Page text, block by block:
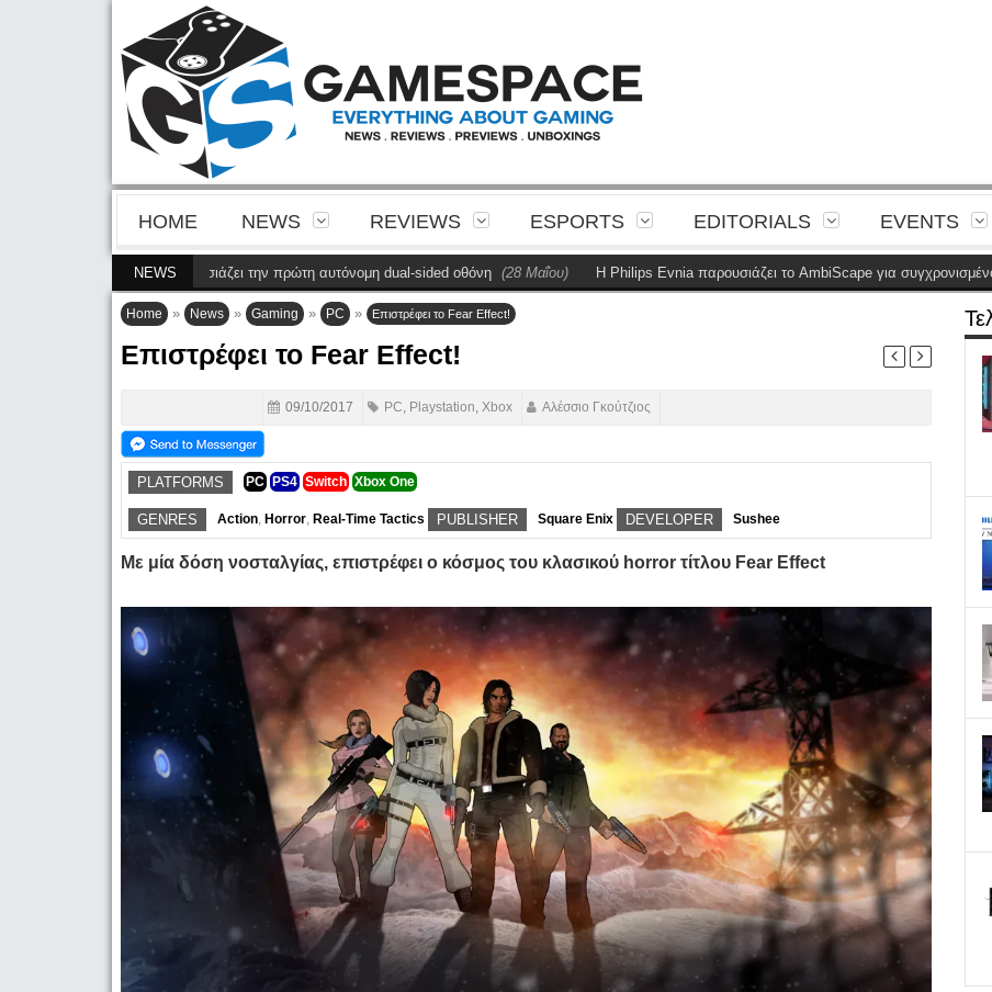
HOME NEWS REVIEWS ESPORTS EDITORIALS EVENTS
NEWS
Η Philips παρουσιάζει την πρώτη αυτόνομη dual-sided οθόνη (28 Μαΐου) Η Philips Evnia παρουσιάζει το AmbiScape για συγχρονισμένο
Home » News » Gaming » PC » Επιστρέφει το Fear Effect!
Επιστρέφει το Fear Effect!
09/10/2017 PC, Playstation, Xbox Αλέσσιο Γκούτζιος
PLATFORMS PC PS4 Switch Xbox One
GENRES Action, Horror, Real-Time Tactics PUBLISHER Square Enix DEVELOPER Sushee
Με μία δόση νοσταλγίας, επιστρέφει ο κόσμος του κλασικού horror τίτλου Fear Effect